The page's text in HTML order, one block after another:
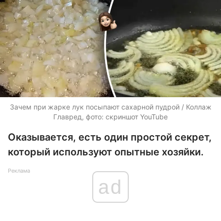
Зачем при жарке лук посыпают сахарной пудрой / Коллаж
Главред, фото: скриншот YouTube
Оказывается, есть один простой секрет,
который используют опытные хозяйки.
Реклама
ad